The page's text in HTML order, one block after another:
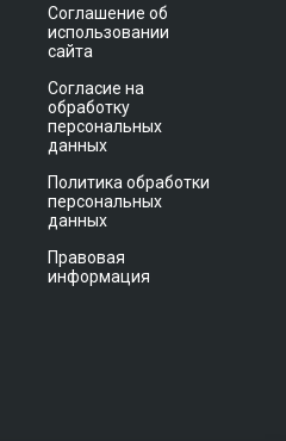
Соглашение об
использовании
сайта
Согласие на
обработку
персональных
данных
Политика обработки
персональных
данных
Правовая
информация